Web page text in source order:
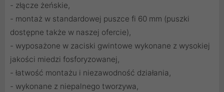
- złącze żeńskie,
- montaż w standardowej puszce fi 60 mm (puszki
dostępne także w naszej ofercie),
- wyposażone w zaciski gwintowe wykonane z wysokiej
jakości miedzi fosforyzowanej,
- łatwość montażu i niezawodność działania,
- wykonane z niepalnego tworzywa,